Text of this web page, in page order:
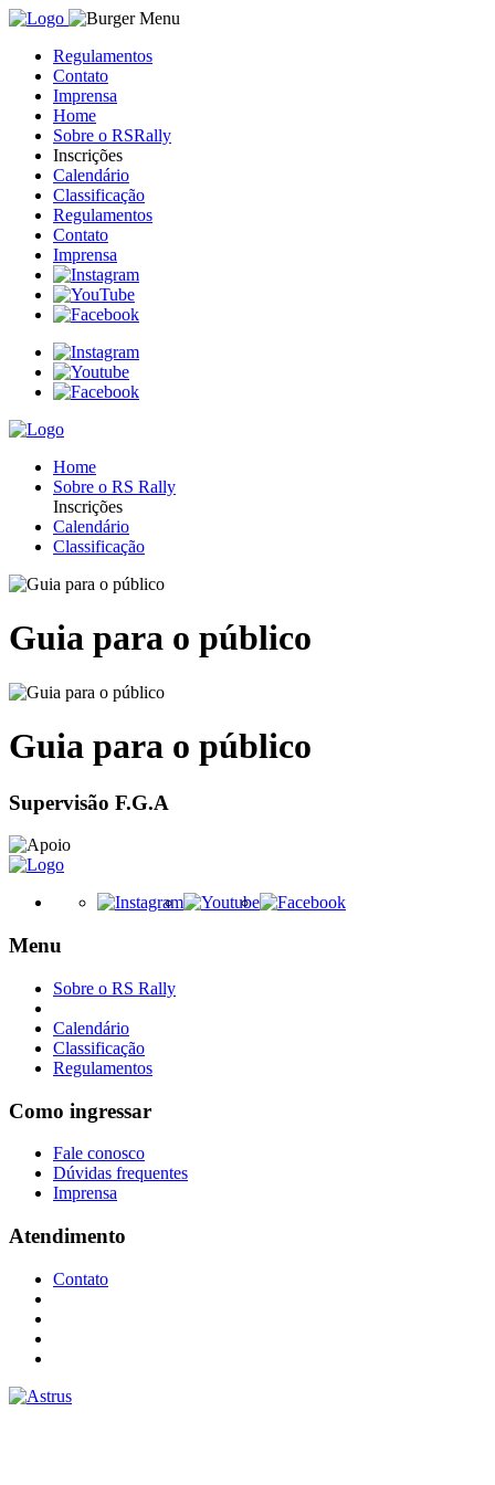
Regulamentos
Contato
Imprensa
Home
Sobre o RSRally
Inscrições
Calendário
Classificação
Regulamentos
Contato
Imprensa
Home
Sobre o RS Rally
Inscrições
Calendário
Classificação
Guia para o público
Guia para o público
Supervisão F.G.A
Menu
Sobre o RS Rally
Calendário
Classificação
Regulamentos
Como ingressar
Fale conosco
Dúvidas frequentes
Imprensa
Atendimento
Contato